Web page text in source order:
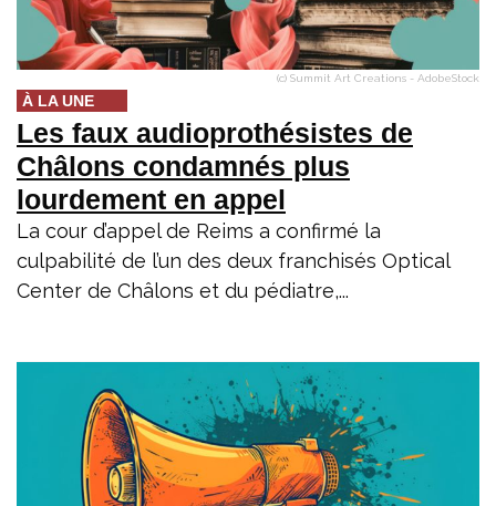
(c) Summit Art Creations - AdobeStock
À LA UNE
Les faux audioprothésistes de
Châlons condamnés plus
lourdement en appel
La cour d’appel de Reims a confirmé la
culpabilité de l’un des deux franchisés Optical
Center de Châlons et du pédiatre,...